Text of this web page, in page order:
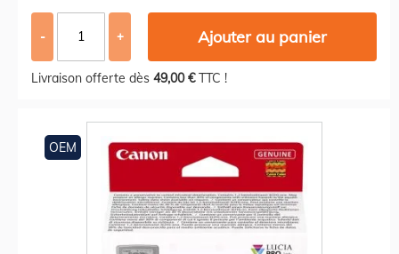
- + Ajouter au panier
Livraison offerte dès 49,00 €TTC !
OEM